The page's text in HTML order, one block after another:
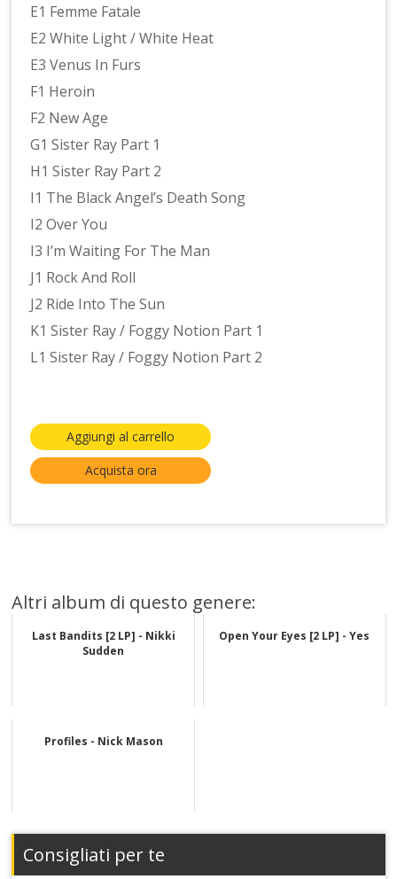
E1 Femme Fatale
E2 White Light / White Heat
E3 Venus In Furs
F1 Heroin
F2 New Age
G1 Sister Ray Part 1
H1 Sister Ray Part 2
I1 The Black Angel’s Death Song
I2 Over You
I3 I’m Waiting For The Man
J1 Rock And Roll
J2 Ride Into The Sun
K1 Sister Ray / Foggy Notion Part 1
L1 Sister Ray / Foggy Notion Part 2
Aggiungi al carrello
Acquista ora
Altri album di questo genere:
Last Bandits [2 LP] - Nikki
Sudden
Open Your Eyes [2 LP] - Yes
Profiles - Nick Mason
Consigliati per te